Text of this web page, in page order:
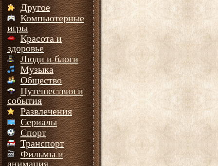
Другое
Компьютерные
игры
Красота и
здоровье
Люди и блоги
Музыка
Общество
Путешествия и
события
Развлечения
Сериалы
Спорт
Транспорт
Фильмы и
анимация